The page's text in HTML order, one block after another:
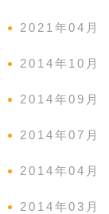
2021年04月
2014年10月
2014年09月
2014年07月
2014年04月
2014年03月